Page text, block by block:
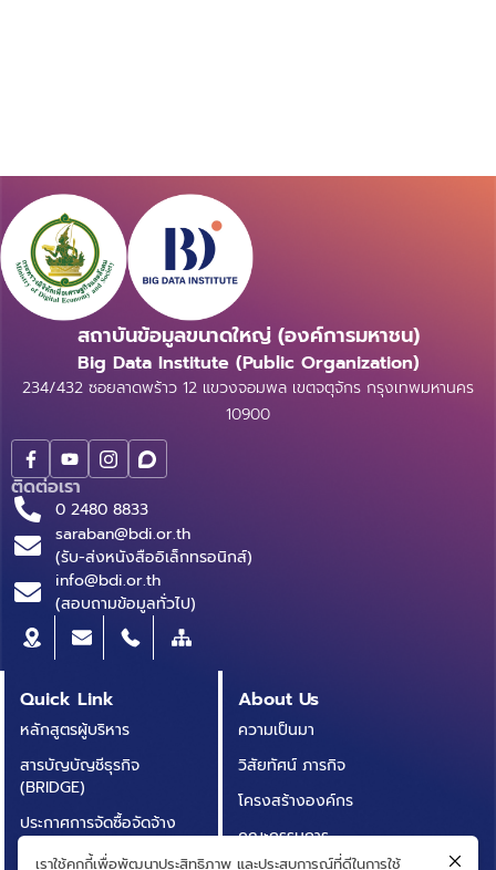
สถาบันข้อมูลขนาดใหญ่ (องค์การมหาชน)
Big Data Institute (Public Organization)
234/432 ซอยลาดพร้าว 12 แขวงจอมพล เขตจตุจักร กรุงเทพมหานคร
10900
ติดต่อเรา
0 2480 8833
saraban@bdi.or.th
(รับ-ส่งหนังสืออิเล็กทรอนิกส์)
info@bdi.or.th
(สอบถามข้อมูลทั่วไป)
Quick Link
หลักสูตรผู้บริหาร
สารบัญบัญชีธุรกิจ
(BRIDGE)
ประกาศการจัดซื้อจัดจ้าง
บทความ
About Us
ความเป็นมา
วิสัยทัศน์ ภารกิจ
โครงสร้างองค์กร
คณะกรรมการ
เราใช้คุกกี้เพื่อพัฒนาประสิทธิภาพ และประสบการณ์ที่ดีในการใช้